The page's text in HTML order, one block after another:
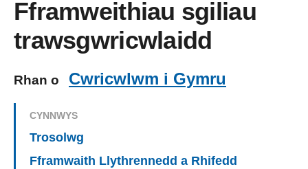
Fframweithiau sgiliau
trawsgwricwlaidd
Rhan o Cwricwlwm i Gymru
CYNNWYS
Trosolwg
Fframwaith Llythrennedd a Rhifedd